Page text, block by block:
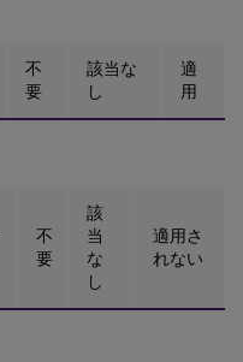
不
要
該当な
し
適
用
不
要
該
当
な
し
適用さ
れない